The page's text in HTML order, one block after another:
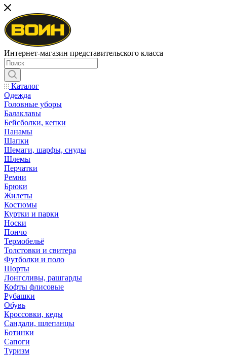
Интернет-магазин представительского класса
Каталог
Одежда
Головные уборы
Балаклавы
Бейсболки, кепки
Панамы
Шапки
Шемаги, шарфы, снуды
Шлемы
Перчатки
Ремни
Брюки
Жилеты
Костюмы
Куртки и парки
Носки
Пончо
Термобельё
Толстовки и свитера
Футболки и поло
Шорты
Лонгсливы, рашгарды
Кофты флисовые
Рубашки
Обувь
Кроссовки, кеды
Сандали, шлепанцы
Ботинки
Сапоги
Туризм